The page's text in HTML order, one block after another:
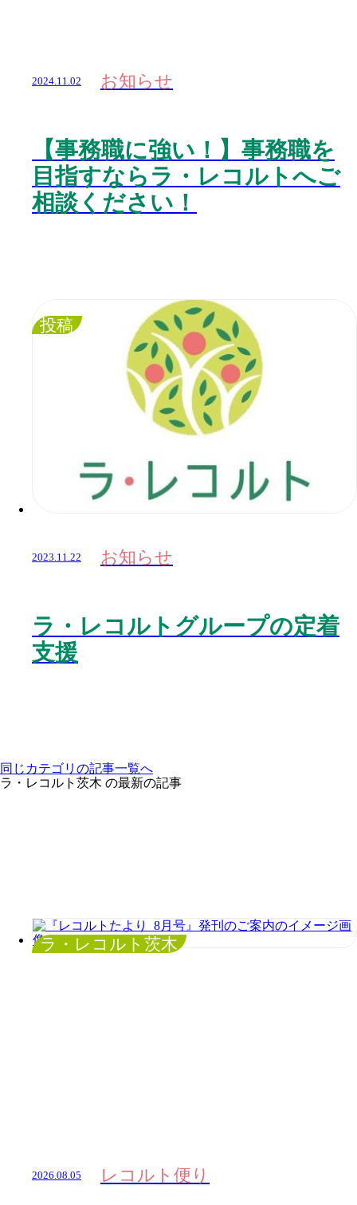
2024.11.02 お知らせ
【事務職に強い！】事務職を
目指すならラ・レコルトへご
相談ください！
投稿
2023.11.22 お知らせ
ラ・レコルトグループの定着
支援
同じカテゴリの記事⼀覧へ
ラ・レコルト茨木 の最新の記事
ラ・レコルト茨木
2026.08.05 レコルト便り